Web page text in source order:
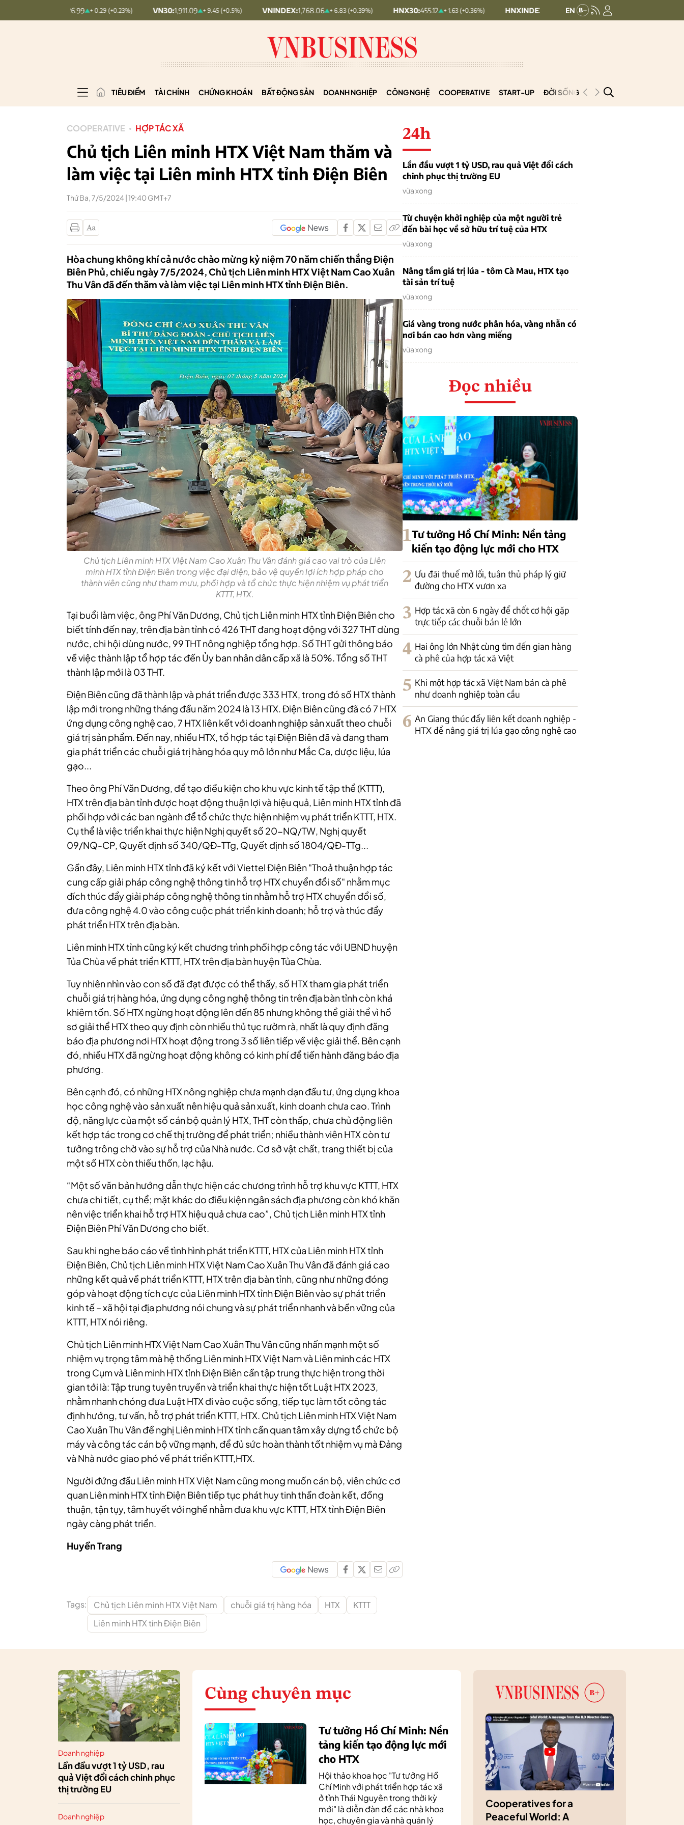
+ 0.29 (+0.23%) VN30:1,911.09 + 9.45 (+0.5%) VNINDEX: 1,768.06 + 6.83 (+0.39%) HNX30: 455.12 + 1.63 (+0.36%) HNXINDEX: 293.44 + 0.25 (+0.09%) UPCOMINDEX:
TIÊU ĐIỂM TÀI CHÍNH CHỨNG KHOÁN BẤT ĐỘNG SẢN DOANH NGHIỆP CÔNG NGHỆ COOPERATIVE START-UP ĐỜI SỐNG PODCAST
COOPERATIVE HỢP TÁC XÃ
Chủ tịch Liên minh HTX Việt Nam thăm và
làm việc tại Liên minh HTX tỉnh Điện Biên
Thứ Ba, 7/5/2024 | 19:40 GMT+7
Hòa chung không khí cả nước chào mừng kỷ niệm 70 năm chiến thắng Điện
Biên Phủ, chiều ngày 7/5/2024, Chủ tịch Liên minh HTX Việt Nam Cao Xuân
Thu Vân đã đến thăm và làm việc tại Liên minh HTX tỉnh Điện Biên.
Chủ tịch Liên minh HTX VIệt Nam Cao Xuân Thu Vân đánh giá cao vai trò của Liên
minh HTX tỉnh Điện Biên trong việc đại diện, bảo vệ quyền lợi ích hợp pháp cho
thành viên cũng như tham mưu, phối hợp và tổ chức thực hiện nhiệm vụ phát triển
KTTT, HTX.
Tại buổi làm việc, ông Phí Văn Dương, Chủ tịch Liên minh HTX tỉnh Điện Biên cho
biết tính đến nay, trên địa bàn tỉnh có 426 THT đang hoạt động với 327 THT dùng
nước, chi hội dùng nước, 99 THT nông nghiệp tổng hợp. Số THT gửi thông báo
về việc thành lập tổ hợp tác đến Ủy ban nhân dân cấp xã là 50%. Tổng số THT
thành lập mới là 03 THT.
Điện Biên cũng đã thành lập và phát triển được 333 HTX, trong đó số HTX thành
lập mới trong những tháng đầu năm 2024 là 13 HTX. Điện Biên cũng đã có 7 HTX
ứng dụng công nghệ cao, 7 HTX liên kết với doanh nghiệp sản xuất theo chuỗi
giá trị sản phẩm. Đến nay, nhiều HTX, tổ hợp tác tại Điện Biên đã và đang tham
gia phát triển các chuỗi giá trị hàng hóa quy mô lớn như Mắc Ca, dược liệu, lúa
gạo...
Theo ông Phí Văn Dương, để tạo điều kiện cho khu vực kinh tế tập thể (KTTT),
HTX trên địa bàn tỉnh được hoạt động thuận lợi và hiệu quả, Liên minh HTX tỉnh đã
phối hợp với các ban ngành để tổ chức thực hiện nhiệm vụ phát triển KTTT, HTX.
Cụ thể là việc triển khai thực hiện Nghị quyết số 20-NQ/TW, Nghị quyết
09/NQ-CP, Quyết định số 340/QĐ-TTg, Quyết định số 1804/QĐ-TTg...
Gần đây, Liên minh HTX tỉnh đã ký kết với Viettel Điện Biên "Thoả thuận hợp tác
cung cấp giải pháp công nghệ thông tin hỗ trợ HTX chuyển đổi số" nhằm mục
đích thúc đẩy giải pháp công nghệ thông tin nhằm hỗ trợ HTX chuyển đổi số,
đưa công nghệ 4.0 vào công cuộc phát triển kinh doanh; hỗ trợ và thúc đẩy
phát triển HTX trên địa bàn.
Liên minh HTX tỉnh cũng ký kết chương trình phối hợp công tác với UBND huyện
Tủa Chùa về phát triển KTTT, HTX trên địa bàn huyện Tủa Chùa.
Tuy nhiên nhìn vào con số đã đạt được có thể thấy, số HTX tham gia phát triển
chuỗi giá trị hàng hóa, ứng dụng công nghệ thông tin trên địa bàn tỉnh còn khá
khiêm tốn. Số HTX ngừng hoạt động lên đến 85 nhưng không thể giải thể vì hồ
sơ giải thể HTX theo quy định còn nhiều thủ tục rườm rà, nhất là quy định đăng
báo địa phương nơi HTX hoạt động trong 3 số liên tiếp về việc giải thể. Bên cạnh
đó, nhiều HTX đã ngừng hoạt động không có kinh phí để tiến hành đăng báo địa
phương.
Bên cạnh đó, có những HTX nông nghiệp chưa mạnh dạn đầu tư, ứng dụng khoa
học công nghệ vào sản xuất nên hiệu quả sản xuất, kinh doanh chưa cao. Trình
độ, năng lực của một số cán bộ quản lý HTX, THT còn thấp, chưa chủ động liên
kết hợp tác trong cơ chế thị trường để phát triển; nhiều thành viên HTX còn tư
tưởng trông chờ vào sự hỗ trợ của Nhà nước. Cơ sở vật chất, trang thiết bị của
một số HTX còn thiếu thốn, lạc hậu.
“Một số văn bản hướng dẫn thực hiện các chương trình hỗ trợ khu vực KTTT, HTX
chưa chi tiết, cụ thể; mặt khác do điều kiện ngân sách địa phương còn khó khăn
nên việc triển khai hỗ trợ HTX hiệu quả chưa cao”, Chủ tịch Liên minh HTX tỉnh
Điện Biên Phí Văn Dương cho biết.
Sau khi nghe báo cáo về tình hình phát triển KTTT, HTX của Liên minh HTX tỉnh
Điện Biên, Chủ tịch Liên minh HTX Việt Nam Cao Xuân Thu Vân đã đánh giá cao
những kết quả về phát triển KTTT, HTX trên địa bàn tỉnh, cũng như những đóng
góp và hoạt động tích cực của Liên minh HTX tỉnh Điện Biên vào sự phát triển
kinh tế – xã hội tại địa phương nói chung và sự phát triển nhanh và bền vững của
KTTT, HTX nói riêng.
Chủ tịch Liên minh HTX Việt Nam Cao Xuân Thu Vân cũng nhấn mạnh một số
nhiệm vụ trọng tâm mà hệ thống Liên minh HTX Việt Nam và Liên minh các HTX
trong Cụm và Liên minh HTX tỉnh Điện Biên cần tập trung thực hiện trong thời
gian tới là: Tập trung tuyên truyền và triển khai thực hiện tốt Luật HTX 2023,
nhằm nhanh chóng đưa Luật HTX đi vào cuộc sống, tiếp tục làm tốt công tác
định hướng, tư vấn, hỗ trợ phát triển KTTT, HTX. Chủ tịch Liên minh HTX Việt Nam
Cao Xuân Thu Vân đề nghị Liên minh HTX tỉnh cần quan tâm xây dựng tổ chức bộ
máy và công tác cán bộ vững mạnh, để đủ sức hoàn thành tốt nhiệm vụ mà Đảng
và Nhà nước giao phó về phát triển KTTT,HTX.
Người đứng đầu Liên minh HTX Việt Nam cũng mong muốn cán bộ, viên chức cơ
quan Liên minh HTX tỉnh Điện Biên tiếp tục phát huy tinh thần đoàn kết, đồng
thuận, tận tụy, tâm huyết với nghề nhằm đưa khu vực KTTT, HTX tỉnh Điện Biên
ngày càng phát triển.
Huyền Trang
Tags: Chủ tịch Liên minh HTX Việt Nam chuỗi giá trị hàng hóa HTX
KTTT
Liên minh HTX tỉnh Điện Biên
24h
Lần đầu vượt 1 tỷ USD, rau quả Việt đổi cách
chinh phục thị trường EU
vừa xong
Từ chuyện khởi nghiệp của một người trẻ
đến bài học về sở hữu trí tuệ của HTX
vừa xong
Nâng tầm giá trị lúa - tôm Cà Mau, HTX tạo
tài sản trí tuệ
vừa xong
Giá vàng trong nước phân hóa, vàng nhẫn có
nơi bán cao hơn vàng miếng
vừa xong
Đọc nhiều
1Tư tưởng Hồ Chí Minh: Nền tảng
kiến tạo động lực mới cho HTX
2 Ưu đãi thuế mở lối, tuân thủ pháp lý giữ
đường cho HTX vươn xa
3 Hợp tác xã còn 6 ngày để chốt cơ hội gặp
trực tiếp các chuỗi bán lẻ lớn
4 Hai ông lớn Nhật cùng tìm đến gian hàng
cà phê của hợp tác xã Việt
5 Khi một hợp tác xã Việt Nam bán cà phê
như doanh nghiệp toàn cầu
6 An Giang thúc đẩy liên kết doanh nghiệp -
HTX để nâng giá trị lúa gạo công nghệ cao
Doanh nghiệp
Lần đầu vượt 1 tỷ USD, rau
quả Việt đổi cách chinh phục
thị trường EU
Doanh nghiệp
Cùng chuyên mục
Tư tưởng Hồ Chí Minh: Nền
tảng kiến tạo động lực mới
cho HTX
Hội thảo khoa học "Tư tưởng Hồ
Chí Minh với phát triển hợp tác xã
ở tỉnh Thái Nguyên trong thời kỳ
mới" là diễn đàn để các nhà khoa
học, chuyên gia và nhà quản lý
Cooperatives for a
Peaceful World: A